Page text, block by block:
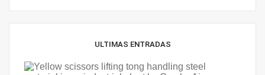
ULTIMAS ENTRADAS